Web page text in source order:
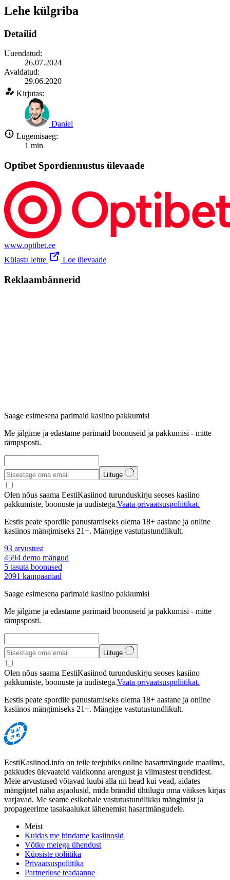
Lehe külgriba
Detailid
Uuendatud:
26.07.2024
Avaldatud:
29.06.2020
Kirjutas:
Daniel
Lugemisaeg:
1 min
Optibet Spordiennustus ülevaade
www.optibet.ee
Külasta lehte
Loe ülevaade
Reklaambännerid
Saage esimesena parimaid kasiino pakkumisi
Me jälgime ja edastame parimaid boonuseid ja pakkumisi - mitte
rämpsposti.
Liituge
Olen nõus saama EestiKasiinod turunduskirju seoses kasiino
pakkumiste, boonuste ja uudistega.Vaata privaatsuspoliitikat.
Eestis peate spordile panustamiseks olema 18+ aastane ja online
kasiinos mängimiseks 21+. Mängige vastutustundlikult.
93 arvustust
4594 demo mängud
5 tasuta boonused
2091 kampaaniad
Saage esimesena parimaid kasiino pakkumisi
Me jälgime ja edastame parimaid boonuseid ja pakkumisi - mitte
rämpsposti.
Liituge
Olen nõus saama EestiKasiinod turunduskirju seoses kasiino
pakkumiste, boonuste ja uudistega.Vaata privaatsuspoliitikat.
Eestis peate spordile panustamiseks olema 18+ aastane ja online
kasiinos mängimiseks 21+. Mängige vastutustundlikult.
EestiKasiinod.info on teile teejuhiks online hasartmängude maailma,
pakkudes ülevaateid valdkonna arengust ja viimastest trendidest.
Meie arvustused võtavad luubi alla nii head kui vead, aidates
mängijatel näha asjaolusid, mida brändid tihtilugu oma väikses kirjas
varjavad. Me seame esikohale vastutustundlikku mängimist ja
propageerime tasakaalukat lähenemist hasartmängudele.
Meist
Kuidas me hindame kasiinosid
Võtke meiega ühendust
Küpsiste poliitika
Privaatsuspoliitika
Partnerluse teadaanne